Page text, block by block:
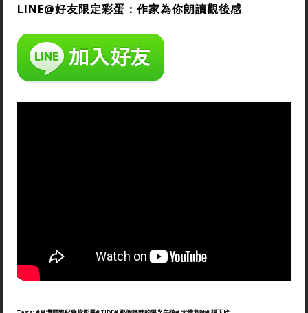
LINE@好友限定彩蛋：作家為你朗讀觀後感